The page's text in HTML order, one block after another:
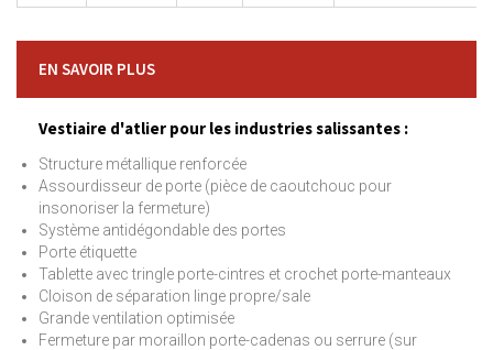
EN SAVOIR PLUS
Vestiaire d'atlier pour les industries salissantes :
Structure métallique renforcée
Assourdisseur de porte (pièce de caoutchouc pour
insonoriser la fermeture)
Système antidégondable des portes
Porte étiquette
Tablette avec tringle porte-cintres et crochet porte-manteaux
Cloison de séparation linge propre/sale
Grande ventilation optimisée
Fermeture par moraillon porte-cadenas ou serrure (sur